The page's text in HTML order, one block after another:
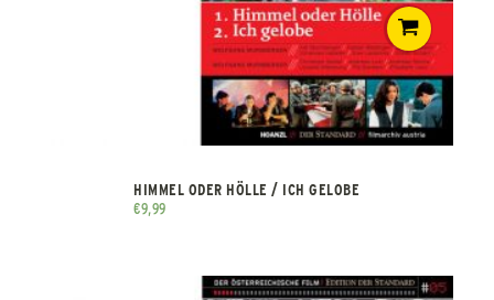
HIMMEL ODER HÖLLE / ICH GELOBE
€9,99